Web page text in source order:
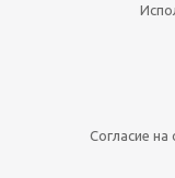
Согласие